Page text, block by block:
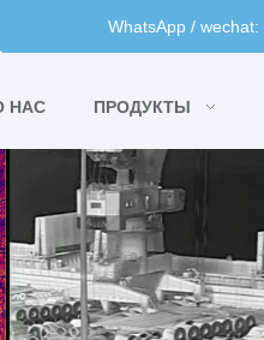
WhatsApp /
НАС ПРОДУКТЫ